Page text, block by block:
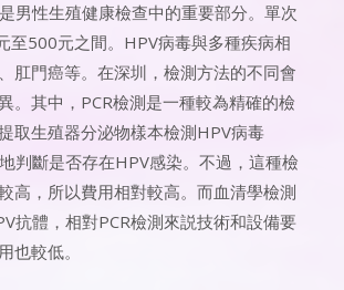
男性生殖健康檢查中的重要部分。單次
至500元之間。HPV病毒與多種疾病相
肛門癌等。在深圳，檢測方法的不同會
。其中，PCR檢測是一種較為精確的檢
取生殖器分泌物樣本檢測HPV病毒
判斷是否存在HPV感染。不過，這種檢
高，所以費用相對較高。而血清學檢測
抗體，相對PCR檢測來説技術和設備要
也較低。